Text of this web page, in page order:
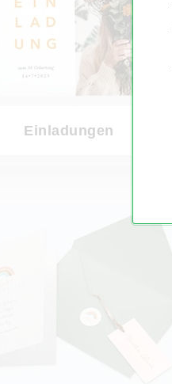
Einladungen